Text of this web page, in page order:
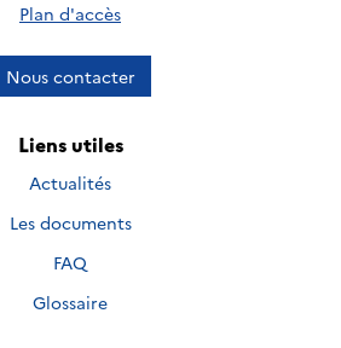
Plan d'accès
Nous contacter
Liens utiles
Actualités
Les documents
FAQ
Glossaire